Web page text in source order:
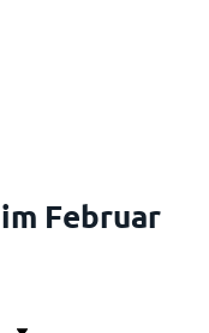
Februar